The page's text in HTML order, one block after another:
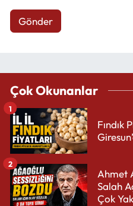
Gönder
Çok Okunanlar
Fındık
1
Ahmet
Salah
Çok
2